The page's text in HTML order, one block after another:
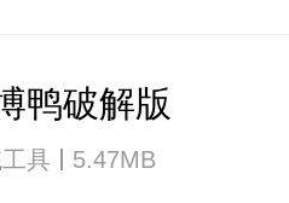
鸭破解版
具 5.47MB